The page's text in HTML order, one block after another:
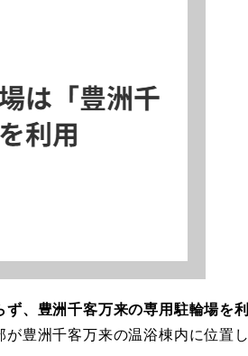
、豊洲千客万来の専用駐輪場を利
豊洲千客万来の温浴棟内に位置し